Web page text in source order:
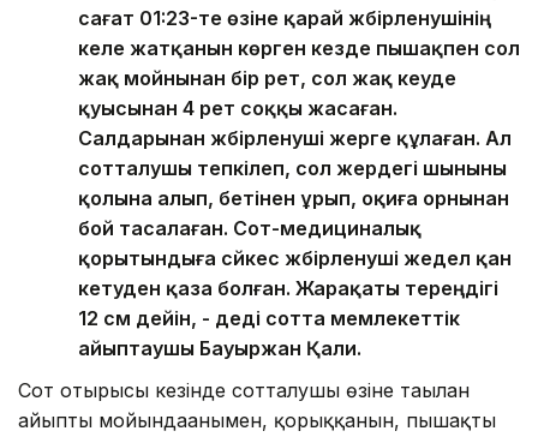
сағат 01:23-те өзіне қарай жәбірленушінің
келе жатқанын көрген кезде пышақпен сол
жақ мойнынан бір рет, сол жақ кеуде
қуысынан 4 рет соққы жасаған.
Салдарынан жәбірленуші жерге құлаған. Ал
сотталушы тепкілеп, сол жердегі шыныны
қолына алып, бетінен ұрып, оқиға орнынан
бой тасалаған. Сот-медициналық
қорытындыға сәйкес жәбірленуші жедел қан
кетуден қаза болған. Жарақаты тереңдігі
12 см дейін, - деді сотта мемлекеттік
айыптаушы Бауыржан Қали.
Сот отырысы кезінде сотталушы өзіне тағылған
айыпты мойындағанымен, қорыққанын, пышақты